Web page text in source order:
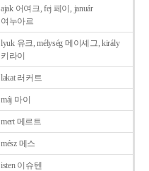
ajak 어여크, fej 페이, január
여누아르
lyuk 유크, mélység 메이셰그, király
키라이
lakat 러커트
máj 마이
mert 메르트
mész 메스
isten 이슈텐